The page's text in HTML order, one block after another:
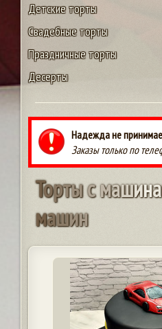
Детские торты
Свадебные торты
Праздничные торты
Десерты
Надежда не
Заказы только по
Тортысмашина
машин